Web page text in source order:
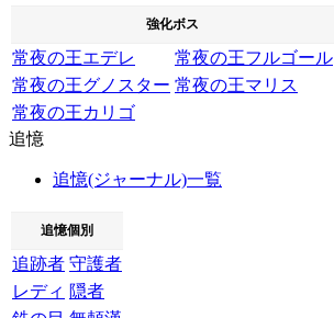
強化ボス
常夜の王エデレ
常夜の王フルゴール
常夜の王グノスター 常夜の王マリス
常夜の王カリゴ
追憶
追憶(ジャーナル)一覧
追憶個別
追跡者 守護者
レディ 隠者